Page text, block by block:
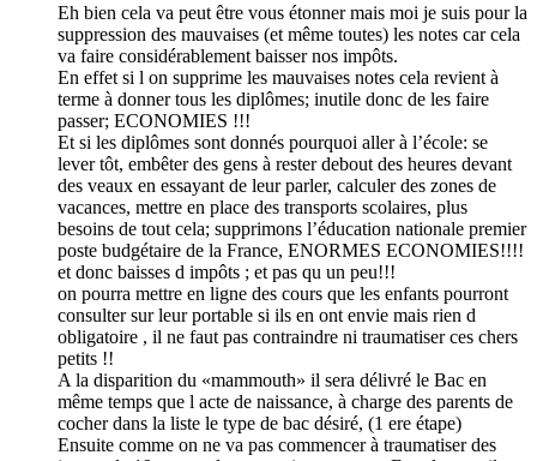
Eh bien cela va peut être vous étonner mais moi je suis pour la
suppression des mauvaises (et même toutes) les notes car cela
va faire considérablement baisser nos impôts.
En effet si l on supprime les mauvaises notes cela revient à
terme à donner tous les diplômes; inutile donc de les faire
passer; ECONOMIES !!!
Et si les diplômes sont donnés pourquoi aller à l’école: se
lever tôt, embêter des gens à rester debout des heures devant
des veaux en essayant de leur parler, calculer des zones de
vacances, mettre en place des transports scolaires, plus
besoins de tout cela; supprimons l’éducation nationale premier
poste budgétaire de la France, ENORMES ECONOMIES!!!!
et donc baisses d impôts ; et pas qu un peu!!!
on pourra mettre en ligne des cours que les enfants pourront
consulter sur leur portable si ils en ont envie mais rien d
obligatoire , il ne faut pas contraindre ni traumatiser ces chers
petits !!
A la disparition du «mammouth» il sera délivré le Bac en
même temps que l acte de naissance, à charge des parents de
cocher dans la liste le type de bac désiré, (1 ere étape)
Ensuite comme on ne va pas commencer à traumatiser des